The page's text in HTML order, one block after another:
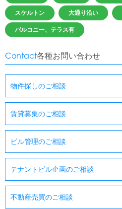
スケルトン 大通り沿い
バルコニー、テラス有
Contact各種お問い合わせ
物件探しのご相談
賃貸募集のご相談
ビル管理のご相談
テナントビル企画のご相談
不動産売買のご相談